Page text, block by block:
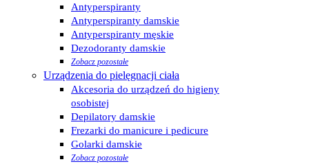
Antyperspiranty
Antyperspiranty damskie
Antyperspiranty męskie
Dezodoranty damskie
Zobacz pozostałe
Urządzenia do pielęgnacji ciała
Akcesoria do urządzeń do higieny
osobistej
Depilatory damskie
Frezarki do manicure i pedicure
Golarki damskie
Zobacz pozostałe